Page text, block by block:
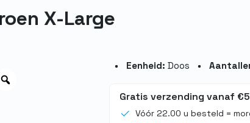
X-Large
Eenheid: Doos
Gratis verzending vanaf
Vóór 22.00 u besteld =